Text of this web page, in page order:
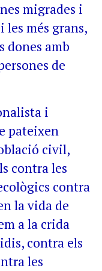
migrades i
les més grans,
dones amb
de
i
pateixen
civil,
contra les
contra
la vida de
a la crida
contra els
les